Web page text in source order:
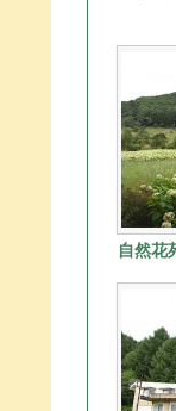
自然花